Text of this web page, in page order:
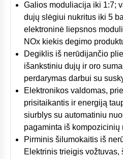
Galios moduliacija iki 1:7;
dujų slėgiui nukritus iki 5
elektroninė liepsnos
NOx kiekis degimo
Degiklis iš nerūdijančio
išankstiniu dujų ir oro
perdarymas darbui su
Elektronikos valdomas,
prisitaikantis ir energiją
siurblys su automatiniu
pagaminta iš kompozicinių
Pirminis šilumokaitis iš
Elektrinis trieigis vožtuvas,